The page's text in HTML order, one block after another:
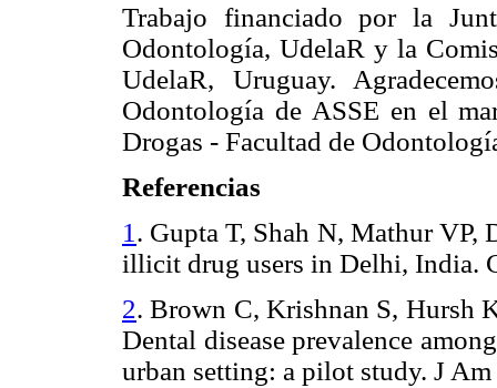
Trabajo financiado por la
Odontología, UdelaR y la
UdelaR, Uruguay.
Odontología de ASSE en el
Drogas - Facultad de
Referencias
1 . Gupta T, Shah N, Mathur VP,
illicit drug users in Delhi, India.
2.Brown C, Krishnan S, Hursh
Dental disease prevalence
urban setting: a pilot study. J